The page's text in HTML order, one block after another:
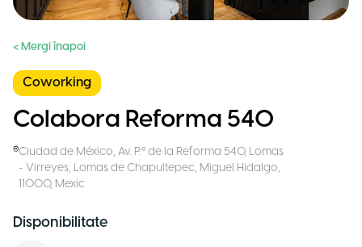
< Mergi înapoi
Coworking
Colabora Reforma 540
Ciudad de México, Av. P.º de la Reforma 540, Lomas
- Virreyes, Lomas de Chapultepec, Miguel Hidalgo,
11000, Mexic
Disponibilitate